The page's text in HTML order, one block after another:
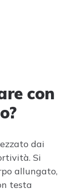
con
dai
Si
allungato,
testa